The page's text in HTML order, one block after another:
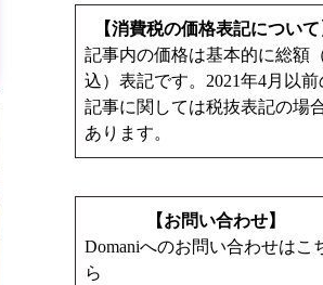
【消費税の価格表記について
記事内の価格は基本的に総額
込）表記です。2021年4月以前
記事に関しては税抜表記の場
あります。
【お問い合わせ】
Domaniへのお問い合わせはこ
ら